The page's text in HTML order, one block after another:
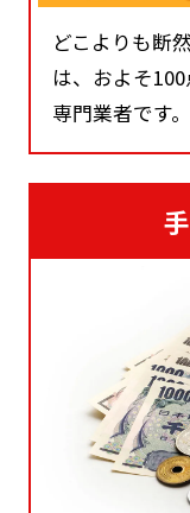
どこよりも断
は、およそ
専門業者です。